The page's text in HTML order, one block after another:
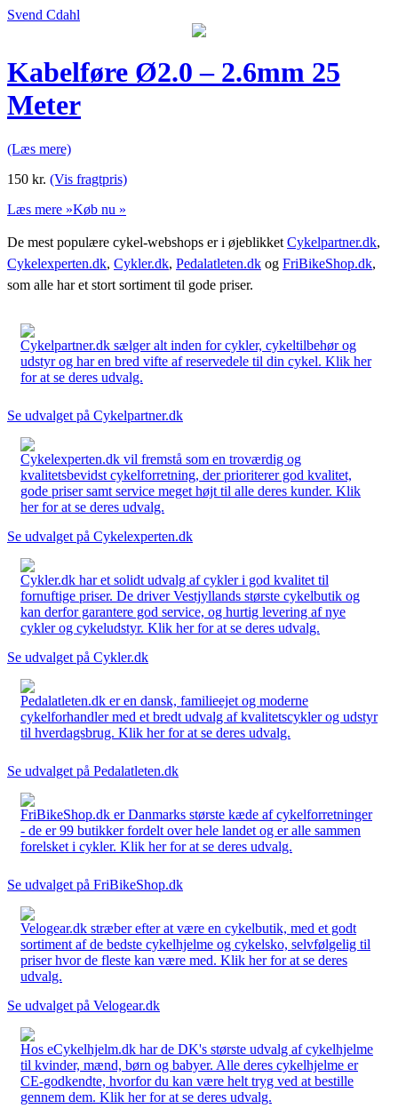
Svend Cdahl
Kabelføre Ø2.0 – 2.6mm 25
Meter
(Læs mere)
150 kr. (Vis fragtpris)
Læs mere »Køb nu »
De mest populære cykel-webshops er i øjeblikket Cykelpartner.dk,
Cykelexperten.dk, Cykler.dk, Pedalatleten.dk og FriBikeShop.dk,
som alle har et stort sortiment til gode priser.
Cykelpartner.dk sælger alt inden for cykler, cykeltilbehør og
udstyr og har en bred vifte af reservedele til din cykel. Klik her
for at se deres udvalg.
Se udvalget på Cykelpartner.dk
Cykelexperten.dk vil fremstå som en troværdig og
kvalitetsbevidst cykelforretning, der prioriterer god kvalitet,
gode priser samt service meget højt til alle deres kunder. Klik
her for at se deres udvalg.
Se udvalget på Cykelexperten.dk
Cykler.dk har et solidt udvalg af cykler i god kvalitet til
fornuftige priser. De driver Vestjyllands største cykelbutik og
kan derfor garantere god service, og hurtig levering af nye
cykler og cykeludstyr. Klik her for at se deres udvalg.
Se udvalget på Cykler.dk
Pedalatleten.dk er en dansk, familieejet og moderne
cykelforhandler med et bredt udvalg af kvalitetscykler og udstyr
til hverdagsbrug. Klik her for at se deres udvalg.
Se udvalget på Pedalatleten.dk
FriBikeShop.dk er Danmarks største kæde af cykelforretninger
- de er 99 butikker fordelt over hele landet og er alle sammen
forelsket i cykler. Klik her for at se deres udvalg.
Se udvalget på FriBikeShop.dk
Velogear.dk stræber efter at være en cykelbutik, med et godt
sortiment af de bedste cykelhjelme og cykelsko, selvfølgelig til
priser hvor de fleste kan være med. Klik her for at se deres
udvalg.
Se udvalget på Velogear.dk
Hos eCykelhjelm.dk har de DK's største udvalg af cykelhjelme
til kvinder, mænd, børn og babyer. Alle deres cykelhjelme er
CE-godkendte, hvorfor du kan være helt tryg ved at bestille
gennem dem. Klik her for at se deres udvalg.